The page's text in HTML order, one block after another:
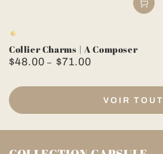
Doré
Collier Charms | A Composer
Prix
$48.00 $71.00
VOIR TOUT